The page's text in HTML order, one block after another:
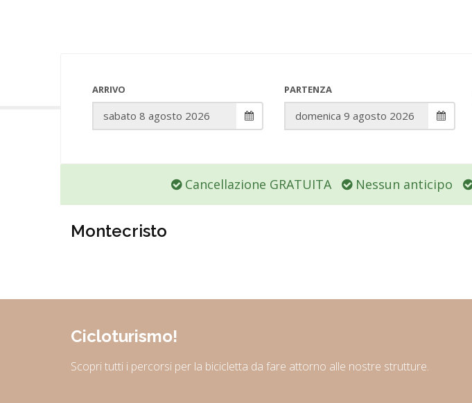
ARRIVO PARTENZA
Cancellazione GRATUITA Nessun anticipo
Montecristo
Cicloturismo!
Scopri tutti i percorsi per la bicicletta da fare attorno alle nostre strutture.